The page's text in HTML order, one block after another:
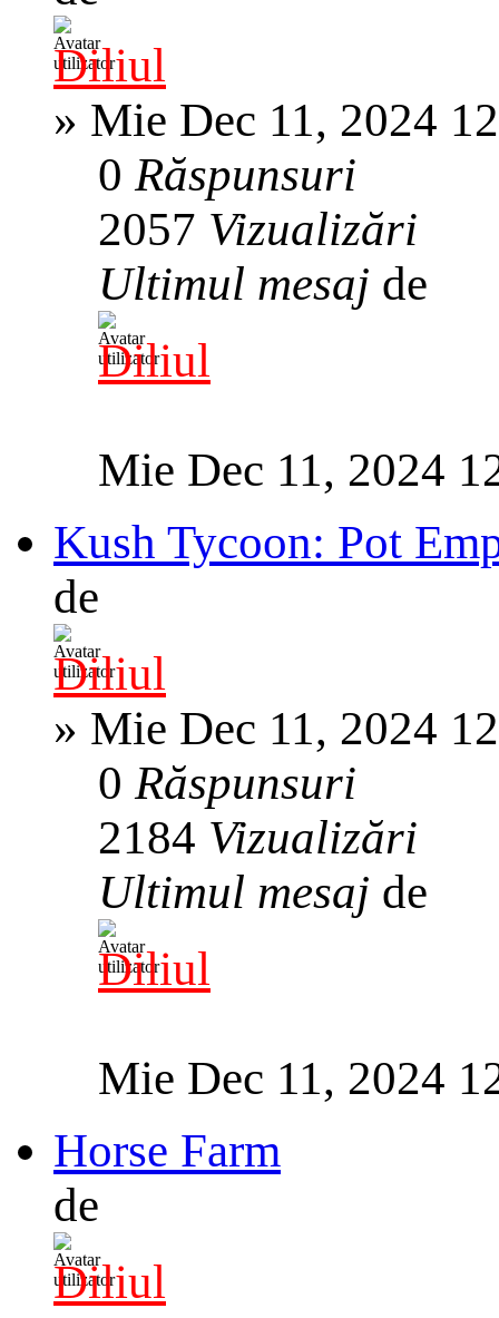
Diliul
» Mie Dec 11, 2024
0Răspunsuri
2057 Vizualizări
Ultimul mesaj de
Diliul
Mie Dec 11, 2024
Kush Tycoon: Pot
de
Diliul
» Mie Dec 11, 2024
0Răspunsuri
2184 Vizualizări
Ultimul mesaj de
Diliul
Mie Dec 11, 2024
Horse Farm
de
Diliul